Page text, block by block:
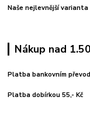
Naše nejlevnější varianta
Nákup nad
Platba bankovním
Platba dobírkou 55,- Kč